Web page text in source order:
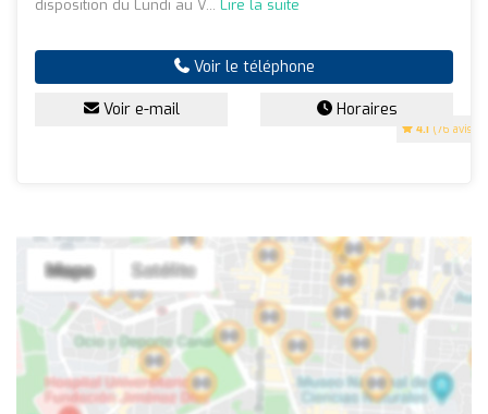
4.1 (76 avis)
disposition du Lundi au V... Lire la suite
Voir le téléphone
Voir e-mail Horaires